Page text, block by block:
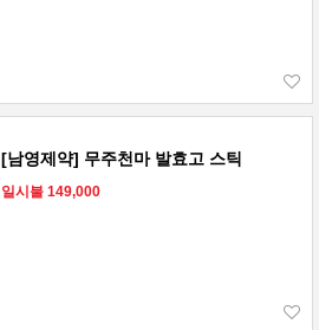
[남영제약] 무주천마 발효고 스틱
일시불 149,000